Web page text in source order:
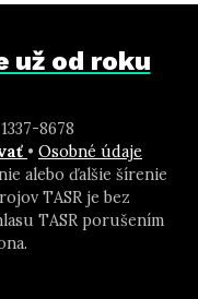
už od roku
8678
• Osobné údaje
alebo ďalšie šírenie
TASR je bez
TASR porušením